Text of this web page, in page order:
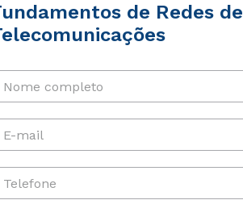
de Redes de
Nome completo
E-mail
Telefone